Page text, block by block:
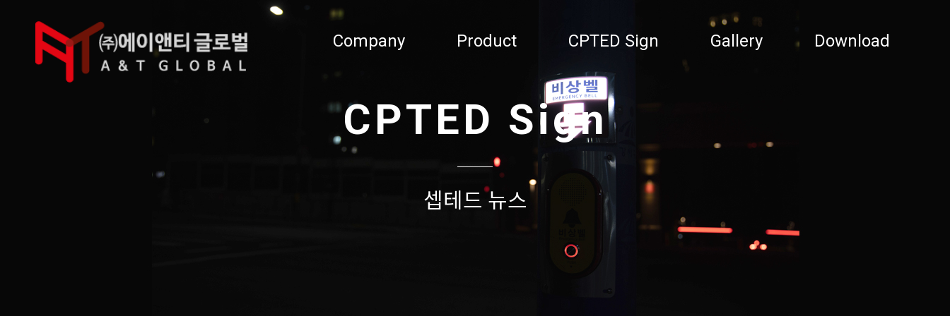
Company Product CPTED Sign Gallery Download
CPTED Sign
셉테드 뉴스